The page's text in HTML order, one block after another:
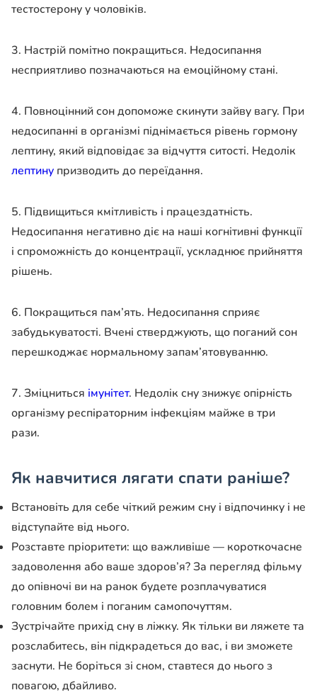
тестостерону у чоловіків.
3. Настрій помітно покращиться. Недосипання
несприятливо позначаються на емоційному стані.
4. Повноцінний сон допоможе скинути зайву вагу. При
недосипанні в організмі піднімається рівень гормону
лептину, який відповідає за відчуття ситості. Недолік
лептину призводить до переїдання.
5. Підвищиться кмітливість і працездатність.
Недосипання негативно діє на наші когнітивні функції
і спроможність до концентрації, ускладнює прийняття
рішень.
6. Покращиться пам’ять. Недосипання сприяє
забудькуватості. Вчені стверджують, що поганий сон
перешкоджає нормальному запам’ятовуванню.
7. Зміцниться імунітет. Недолік сну знижує опірність
організму респіраторним інфекціям майже в три
рази.
Як навчитися лягати спати раніше?
Встановіть для себе чіткий режим сну і відпочинку і не
відступайте від нього.
Розставте пріоритети: що важливіше — короткочасне
задоволення або ваше здоров’я? За перегляд фільму
до опівночі ви на ранок будете розплачуватися
головним болем і поганим самопочуттям.
Зустрічайте прихід сну в ліжку. Як тільки ви ляжете та
розслабитесь, він підкрадеться до вас, і ви зможете
заснути. Не боріться зі сном, ставтеся до нього з
повагою, дбайливо.